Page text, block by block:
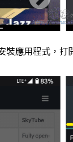
裝應用程式，打